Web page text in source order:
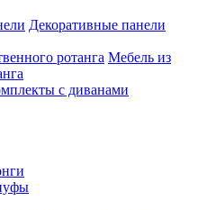
Декоративные панели
Мебель из
с диванами